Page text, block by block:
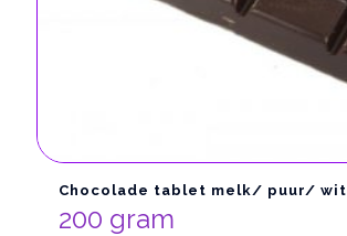
Chocolade tablet melk/ puur/ wit
200 gram